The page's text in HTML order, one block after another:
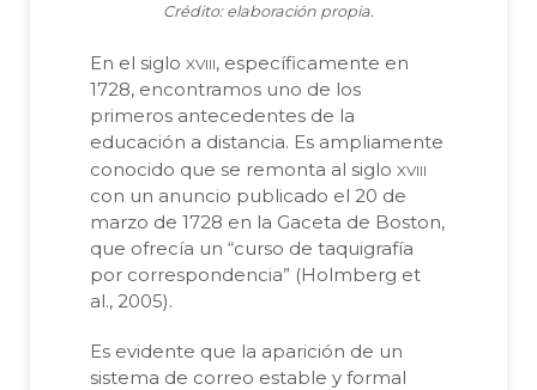
Crédito: elaboración propia.
En el siglo xviii, específicamente en
1728, encontramos uno de los
primeros antecedentes de la
educación a distancia. Es ampliamente
conocido que se remonta al siglo xviii
con un anuncio publicado el 20 de
marzo de 1728 en la Gaceta de Boston,
que ofrecía un “curso de taquigrafía
por correspondencia” (Holmberg et
al., 2005).
Es evidente que la aparición de un
sistema de correo estable y formal